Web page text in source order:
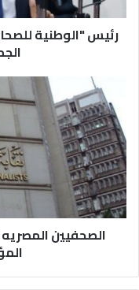
رئيس "الوطنية
الصحفيين